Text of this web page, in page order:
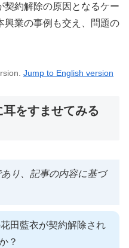
契約解除の原因となるケー
興業の事例も交え、問題の
Jump to English version
をすませてみる
り、記事の内容に基づ
田藍衣が契約解除され
？